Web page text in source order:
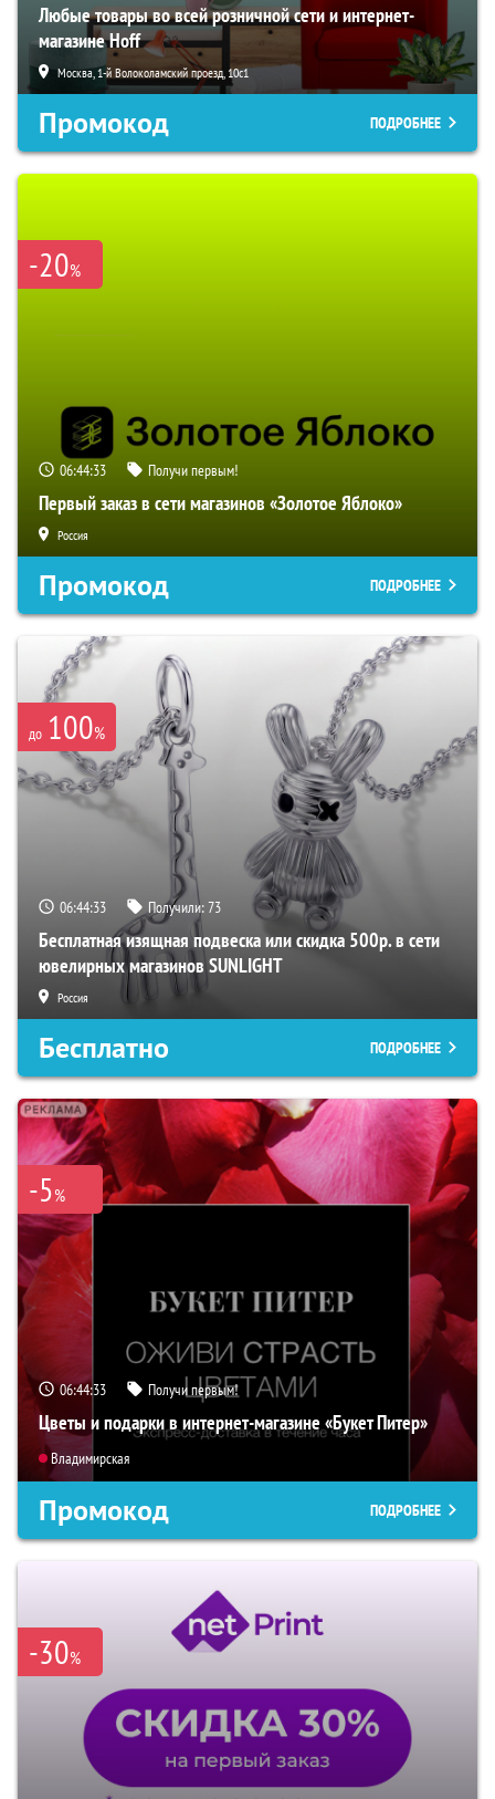
Любые товары во всей розничной сети и интернет-
магазине Hoff
Москва, 1-й Волоколамский проезд, 10с1
Промокод ПОДРОБНЕЕ
-20%
06:44:31 Получи первым!
Первый заказ в сети магазинов «Золотое Яблоко»
Россия
Промокод ПОДРОБНЕЕ
до 100%
06:44:31 Получили:73
Бесплатная изящная подвеска или скидка 500р. в сети
ювелирных магазинов SUNLIGHT
Россия
Бесплатно ПОДРОБНЕЕ
-5%
06:44:31 Получи первым!
Цветы и подарки в интернет-магазине «Букет Питер»
Владимирская
Промокод ПОДРОБНЕЕ
-30%